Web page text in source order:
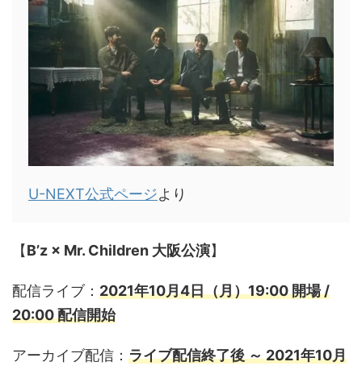
U-NEXT公式ページより
【B’z × Mr. Children 大阪公演】
配信ライブ： 2021年10月4日（月）19:00 開場 /
20:00 配信開始
アーカイブ配信： ライブ配信終了後 ～ 2021年10月